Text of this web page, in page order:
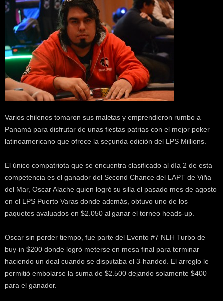
Varios chilenos tomaron sus maletas y emprendieron rumbo a
Panamá para disfrutar de unas fiestas patrias con el mejor poker
latinoamericano que ofrece la segunda edición del LPS Millions.
El único compatriota que se encuentra clasificado al día 2 de esta
competencia es el ganador del Second Chance del LAPT de Viña
del Mar, Oscar Alache quien logró su silla el pasado mes de agosto
en el LPS Puerto Varas donde además, obtuvo uno de los
paquetes avaluados en $2.050 al ganar el torneo heads-up.
Oscar sin perder tiempo, fue parte del Evento #7 NLH Turbo de
buy-in $200 donde logró meterse en mesa final para terminar
haciendo un deal cuando se disputaba el 3-handed. El arreglo le
permitió embolarse la suma de $2.500 dejando solamente $400
para el ganador.